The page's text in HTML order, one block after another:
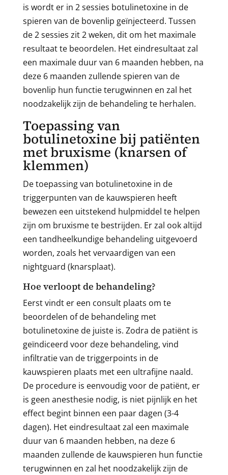
is wordt er in 2 sessies botulinetoxine in de
spieren van de bovenlip geïnjecteerd. Tussen
de 2 sessies zit 2 weken, dit om het maximale
resultaat te beoordelen. Het eindresultaat zal
een maximale duur van 6 maanden hebben, na
deze 6 maanden zullende spieren van de
bovenlip hun functie terugwinnen en zal het
noodzakelijk zijn de behandeling te herhalen.
Toepassing van
botulinetoxine bij patiënten
met bruxisme (knarsen of
klemmen)
De toepassing van botulinetoxine in de
triggerpunten van de kauwspieren heeft
bewezen een uitstekend hulpmiddel te helpen
zijn om bruxisme te bestrijden. Er zal ook altijd
een tandheelkundige behandeling uitgevoerd
worden, zoals het vervaardigen van een
nightguard (knarsplaat).
Hoe verloopt de behandeling?
Eerst vindt er een consult plaats om te
beoordelen of de behandeling met
botulinetoxine de juiste is. Zodra de patiënt is
geïndiceerd voor deze behandeling, vind
infiltratie van de triggerpoints in de
kauwspieren plaats met een ultrafijne naald.
De procedure is eenvoudig voor de patiënt, er
is geen anesthesie nodig, is niet pijnlijk en het
effect begint binnen een paar dagen (3-4
dagen). Het eindresultaat zal een maximale
duur van 6 maanden hebben, na deze 6
maanden zullende de kauwspieren hun functie
terugwinnen en zal het noodzakelijk zijn de